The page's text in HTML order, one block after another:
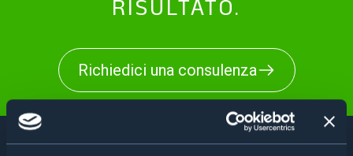
RISULTATO.
Richiedici una consulenza